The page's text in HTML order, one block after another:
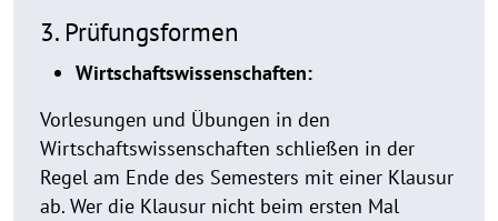
3. Prüfungsformen
Wirtschaftswissenschaften:
Vorlesungen und Übungen in den
Wirtschaftswissenschaften schließen in der
Regel am Ende des Semesters mit einer Klausur
ab. Wer die Klausur nicht beim ersten Mal